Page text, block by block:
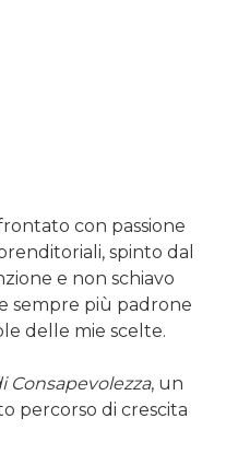
con passione
spinto dal
e non schiavo
sempre più padrone
delle mie scelte.
Consapevolezza, un
percorso di crescita